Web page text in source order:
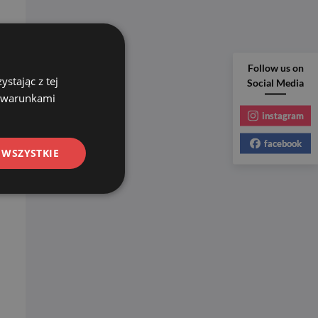
Follow us on
Social Media
instagram
facebook
z tej